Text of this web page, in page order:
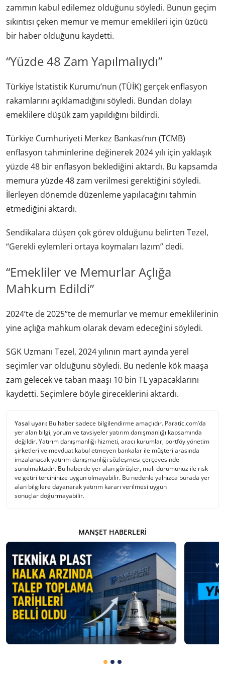
zammın kabul edilemez olduğunu söyledi. Bunun geçim
sıkıntısı çeken memur ve memur emeklileri için üzücü
bir haber olduğunu kaydetti.
“Yüzde 48 Zam Yapılmalıydı”
Türkiye İstatistik Kurumu’nun (TÜİK) gerçek enflasyon
rakamlarını açıklamadığını söyledi. Bundan dolayı
emeklilere düşük zam yapıldığını bildirdi.
Türkiye Cumhuriyeti Merkez Bankası’nın (TCMB)
enflasyon tahminlerine değinerek 2024 yılı için yaklaşık
yüzde 48 bir enflasyon beklediğini aktardı. Bu kapsamda
memura yüzde 48 zam verilmesi gerektiğini söyledi.
İlerleyen dönemde düzenleme yapılacağını tahmin
etmediğini aktardı.
Sendikalara düşen çok görev olduğunu belirten Tezel,
“Gerekli eylemleri ortaya koymaları lazım” dedi.
“Emekliler ve Memurlar Açlığa
Mahkum Edildi”
2024’te de 2025’’te de memurlar ve memur emeklilerinin
yine açlığa mahkum olarak devam edeceğini söyledi.
SGK Uzmanı Tezel, 2024 yılının mart ayında yerel
seçimler var olduğunu söyledi. Bu nedenle kök maaşa
zam gelecek ve taban maaşı 10 bin TL yapacaklarını
kaydetti. Seçimlere böyle gireceklerini aktardı.
Yasal uyarı: Bu haber sadece bilgilendirme amaçlıdır. Paratic.com’da
yer alan bilgi, yorum ve tavsiyeler yatırım danışmanlığı kapsamında
değildir. Yatırım danışmanlığı hizmeti, aracı kurumlar, portföy yönetim
şirketleri ve mevduat kabul etmeyen bankalar ile müşteri arasında
imzalanacak yatırım danışmanlığı sözleşmesi çerçevesinde
sunulmaktadır. Bu haberde yer alan görüşler, mali durumunuz ile risk
ve getiri tercihinize uygun olmayabilir. Bu nedenle yalnızca burada yer
alan bilgilere dayanarak yatırım kararı verilmesi uygun
sonuçlar doğurmayabilir.
MANŞET HABERLERI